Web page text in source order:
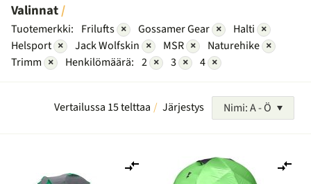
Valinnat
Tuotemerkki: Frilufts × Gossamer Gear × Halti ×
Helsport × Jack Wolfskin × MSR × Naturehike ×
Trimm × Henkilömäärä: 2 × 3 × 4 ×
Vertailussa 15 telttaa Järjestys Nimi: A - Ö
vertailuun